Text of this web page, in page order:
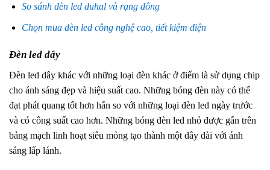
So sánh đèn led duhal và rạng đông
Chọn mua đèn led công nghệ cao, tiết kiệm điện
Đèn led dây
Đèn led dây khác với những loại đèn khác ở điểm là sử dụng chip
cho ánh sáng đẹp và hiệu suất cao. Những bóng đèn này có thể
đạt phát quang tốt hơn hẳn so với những loại đèn led ngày trước
và có công suất cao hơn. Những bóng đèn led nhỏ được gắn trên
bảng mạch linh hoạt siêu mỏng tạo thành một dây dài với ánh
sáng lấp lánh.